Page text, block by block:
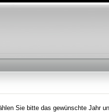
Direkt
Sie bitte das gewünschte Jahr